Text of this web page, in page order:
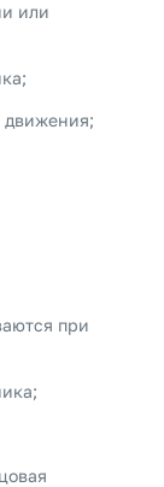
или
движения;
при